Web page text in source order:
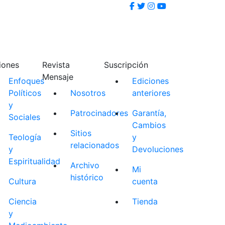
Enfoques
Políticos
y
Sociales
Teología
y
Espiritualidad
Cultura
Ciencia
y
Revista
Mensaje
Nosotros
Patrocinadores
Sitios
relacionados
Archivo
histórico
Suscripción
Ediciones
anteriores
Garantía,
Cambios
y
Devoluciones
Mi
cuenta
Tienda